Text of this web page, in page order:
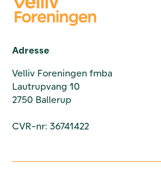
Adresse
Velliv Foreningen fmba
Lautrupvang 10
2750 Ballerup
CVR-nr: 36741422